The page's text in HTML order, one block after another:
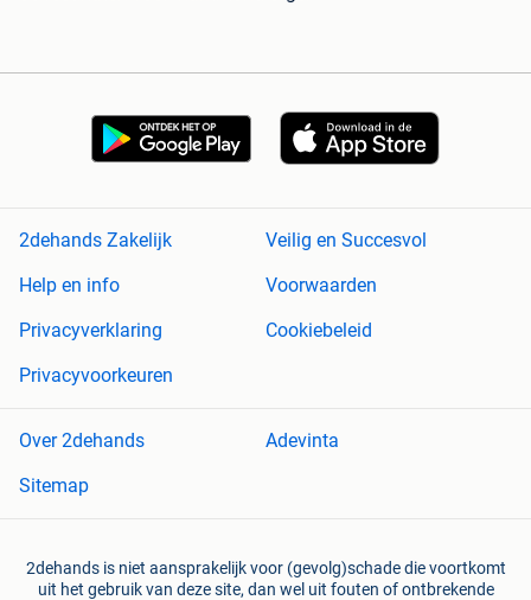
2dehands Zakelijk
Veilig en Succesvol
Help en info
Voorwaarden
Privacyverklaring
Cookiebeleid
Privacyvoorkeuren
Over 2dehands
Adevinta
Sitemap
2dehands is niet aansprakelijk voor (gevolg)schade die voortkomt
uit het gebruik van deze site, dan wel uit fouten of ontbrekende